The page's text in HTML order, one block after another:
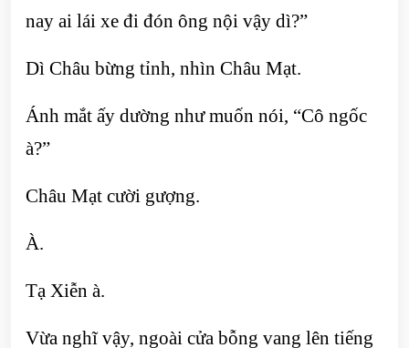
nay ai lái xe đi đón ông nội vậy dì?”
Dì Châu bừng tỉnh, nhìn Châu Mạt.
Ánh mắt ấy dường như muốn nói, “Cô ngốc
à?”
Châu Mạt cười gượng.
À.
Tạ Xiễn à.
Vừa nghĩ vậy, ngoài cửa bỗng vang lên tiếng